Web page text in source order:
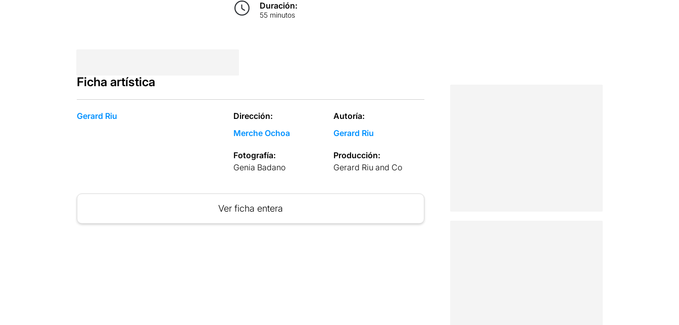
Duración:
55 minutos
Ficha artística
Gerard Riu
Dirección:
Merche Ochoa
Autoría:
Gerard Riu
Fotografía:
Genia Badano
Producción:
Gerard Riu and Co
Ver ficha entera